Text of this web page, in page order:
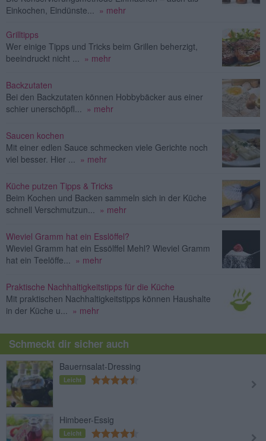
Einkochen, Eindünste...
» mehr
Grilltipps
Wer einige Tipps und Tricks beim Grillen beherzigt,
beeindruckt nicht ...
» mehr
Backzutaten
Bei den Backzutaten können Hobbybäcker aus einer
schier unerschöpfl...
» mehr
Saucen kochen
Mit einer edlen Sauce schmecken viele Gerichte noch
viel besser. Hier ...
» mehr
Küche putzen Tipps & Tricks
Beim Kochen und Backen sammeln sich in der Küche
schnell Verschmutzun...
» mehr
Wieviel Gramm hat ein Esslöffel?
Wieviel Gramm hat ein Essölffel Mehl? Wieviel Gramm
hat ein Teelöffe...
» mehr
Praktische Nachhaltigkeitstipps für die Küche
Mit praktischen Nachhaltigkeitstipps können Haushalte
in der Küche u...
» mehr
Schmeckt dir sicher auch
Bauernsalat-Dressing
Leicht
Himbeer-Essig
Leicht